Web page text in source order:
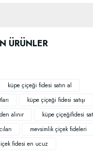
ÜRÜNLER
küpe çiçeği fidesi satın al
küpe çiçeği fidesi satışı
alınır
küpe çiçeğifidesi
mevsimlik çiçek fideleri
fidesi en ucuz